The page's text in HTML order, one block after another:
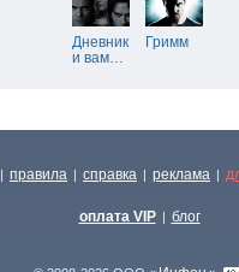
Дневник
и вам…
Гримм
| правила | справка | реклама |
оплата VIP | блог